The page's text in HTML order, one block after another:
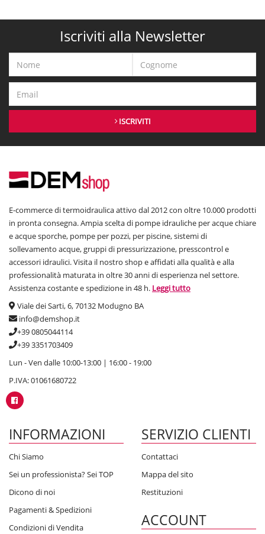
Iscriviti alla Newsletter
ISCRIVITI
E-commerce di termoidraulica attivo dal 2012 con oltre 10.000 prodotti
in pronta consegna. Ampia scelta di pompe idrauliche per acque chiare
e acque sporche, pompe per pozzi, per piscine, sistemi di
sollevamento acque, gruppi di pressurizzazione, presscontrol e
accessori idraulici. Visita il nostro shop e affidati alla qualità e alla
professionalità maturata in oltre 30 anni di esperienza nel settore.
Assistenza costante e spedizione in 48 h. Leggi tutto
Viale dei Sarti, 6, 70132 Modugno BA
info@demshop.it
+39 0805044114
+39 3351703409
Lun - Ven dalle 10:00-13:00 | 16:00 - 19:00
P.IVA: 01061680722
INFORMAZIONI
Chi Siamo
Sei un professionista? Sei TOP
Dicono di noi
Pagamenti & Spedizioni
Condizioni di Vendita
SERVIZIO CLIENTI
Contattaci
Mappa del sito
Restituzioni
ACCOUNT